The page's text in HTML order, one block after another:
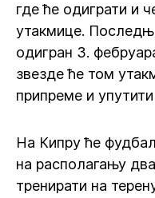
где ће одиграти и
утакмице.
одигран 3.
звезде ће том
припреме и
На Кипру ће
на располагању
тренирати на